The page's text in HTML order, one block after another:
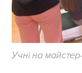
Учні на